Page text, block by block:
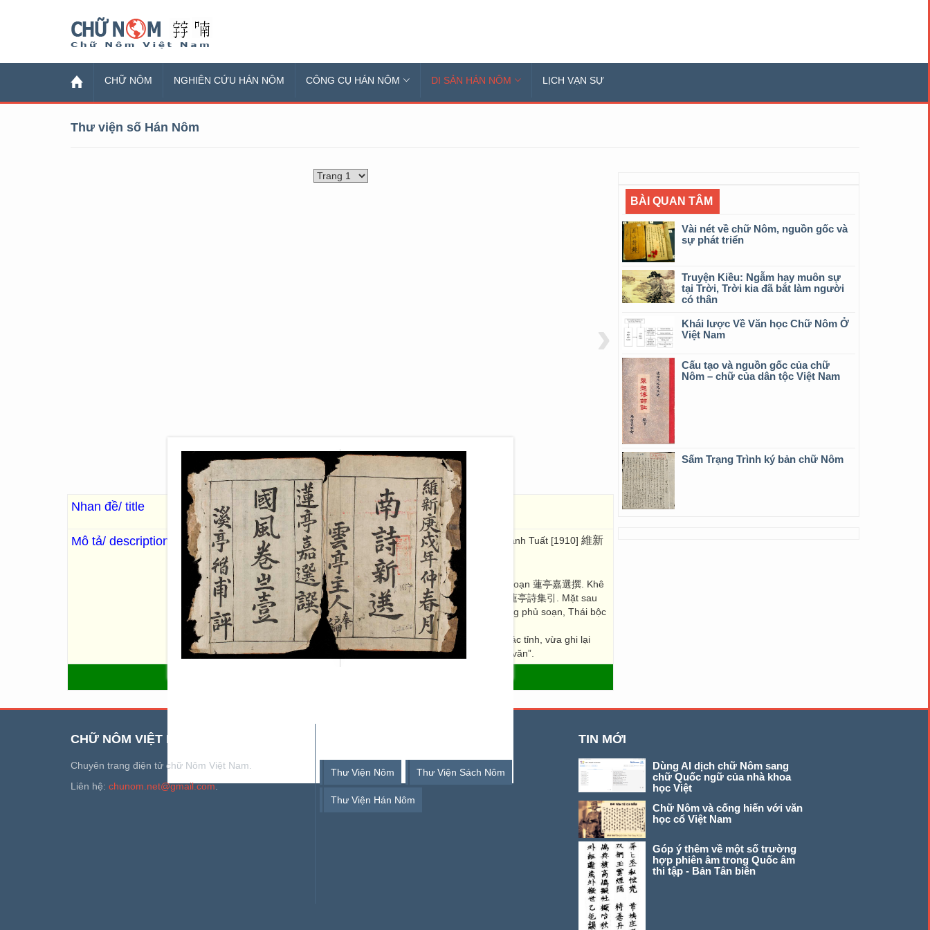
CHỮ NÔM NGHIÊN CỨU HÁN NÔM CÔNG CỤ HÁN NÔM DI SẢN HÁN NÔM LỊCH VẠN SỰ
Thư viện số Hán Nôm
›
Nhan đề/ title Nam thi tân tuyển 南詩新選
Mô tả/ description . Nguyễn Gia Tuyển, Nguyễn Văn Lý阮嘉選, 阮文理 : Kntb. , Duy Tân Canh Tuất [1910] 維新
更戌 . 26 Images; 23 x 15
“Mặt sau đề: Quốc phong quyển chi nhất 國風卷之一. Liên Đình Gia Tuyển soạn 蓮亭嘉選撰. Khê
Đình Tuần phủ bình 溪亭循甫評. Bài dẫn đề: Mộng Liên Đình thi tập dẫn 夢蓮亭詩集引. Mặt sau
đề: Thị giảng học sĩ Tiên phong Mộng Liên Đình Nguyễn Gia Tuyển Hi Lượng phủ soạn, Thái bộc
tự khanh Đỗ Giám Hồ bình…
Nội dung: Sưu tập thơ ca dân gian các địa phương nước ta, chia xếp theo các tỉnh, vừa ghi lại
bằng quốc âm (chữ Nôm) đồng thời lại dịch các câu quốc âm ấy thành Hán văn”.
BÀI QUAN TÂM
Vài nét về chữ Nôm, nguồn gốc và
sự phát triển
Truyện Kiều: Ngẫm hay muôn sự
tại Trời, Trời kia đã bắt làm người
có thân
Khái lược Về Văn học Chữ Nôm Ở
Việt Nam
Cấu tạo và nguồn gốc của chữ
Nôm – chữ của dân tộc Việt Nam
Sấm Trạng Trình ký bản chữ Nôm
CHỮ NÔM VIỆT NAM
Chuyên trang điện tử chữ Nôm Việt Nam.
Liên hệ: chunom.net@gmail.com.
Thư Viện Nôm Thư Viện Sách Nôm
Thư Viện Hán Nôm
TIN MỚI
Dùng AI dịch chữ Nôm sang
chữ Quốc ngữ của nhà khoa
học Việt
Chữ Nôm và cống hiến với văn
học cổ Việt Nam
Góp ý thêm về một số trường
hợp phiên âm trong Quốc âm
thi tập - Bản Tân biên